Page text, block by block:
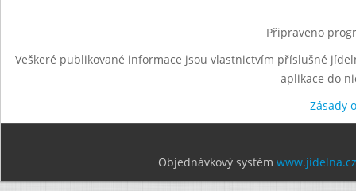
Připraveno
Veškeré publikované informace jsou vlastnictvím příslušné
aplikace do
Zásady
Objednávkový systém www.jidelna.cz